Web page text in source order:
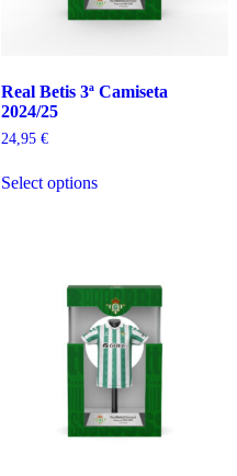
Real Betis 3ª Camiseta
2024/25
24,95 €
Select options